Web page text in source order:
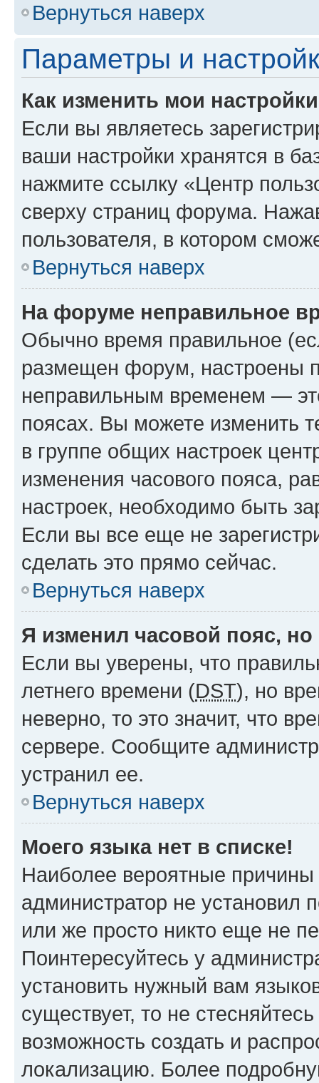
Вернуться наверх
Параметры и
Как изменить мои
Если вы являетесь
ваши настройки хранятся в
нажмите ссылку «Центр
сверху страниц форума.
пользователя, в котором
Вернуться наверх
На форуме неправильное
Обычно время правильное
размещен форум, настроены
неправильным временем —
поясах. Вы можете изменить
в группе общих настроек
изменения часового пояса,
настроек, необходимо быть
Если вы все еще не
сделать это прямо сейчас.
Вернуться наверх
Я изменил часовой пояс,
Если вы уверены, что
летнего времени (DST), но
неверно, то это значит, что
сервере. Сообщите
устранил ее.
Вернуться наверх
Моего языка нет в списке!
Наиболее вероятные причины
администратор не установил
или же просто никто еще не
Поинтересуйтесь у
установить нужный вам
существует, то не
возможность создать и
локализацию. Более